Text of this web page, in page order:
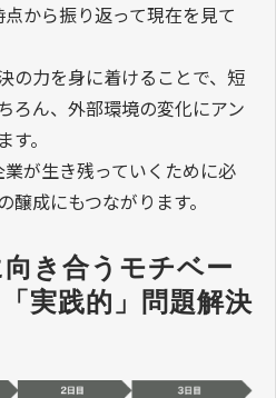
から振り返って現在を見て
の力を身に着けることで、短
ろん、外部環境の変化にアン
。
が生き残っていくために必
成にもつながります。
き合うモチベー
実践的」問題解決